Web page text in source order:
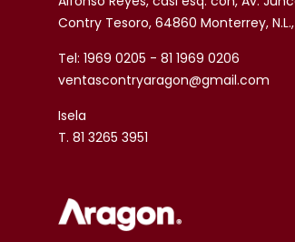
Contry Tesoro, 64860 Monterrey,
Tel: 1969 0205 - 81 1969 0206
ventascontryaragon@gmail.com
Isela
T. 81 3265 3951